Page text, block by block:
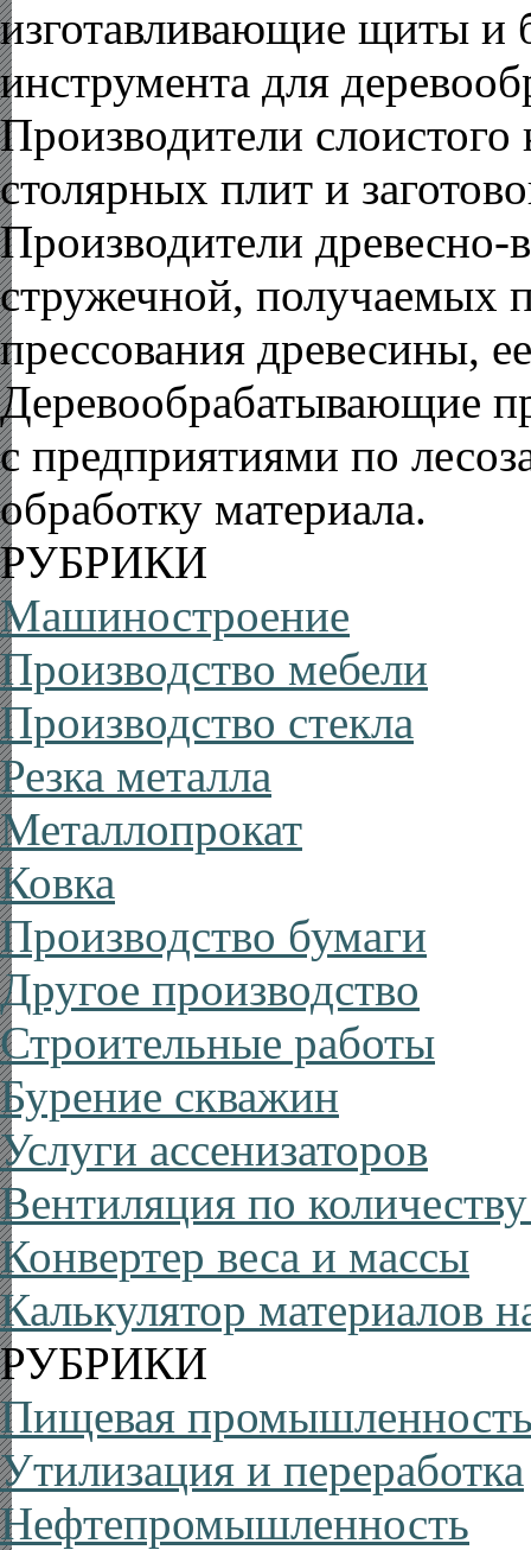
изготавливающие щиты и
инструмента для
Производители слоистого
столярных плит и
Производители древесно-
стружечной, получаемых
прессования древесины, ее
Деревообрабатывающие
с предприятиями по
обработку материала.
РУБРИКИ
Машиностроение
Производство мебели
Производство стекла
Резка металла
Металлопрокат
Ковка
Производство бумаги
Другое производство
Строительные работы
Бурение скважин
Услуги ассенизаторов
Вентиляция по
Конвертер веса и массы
Калькулятор материалов
РУБРИКИ
Пищевая
Утилизация и переработка
Нефтепромышленность